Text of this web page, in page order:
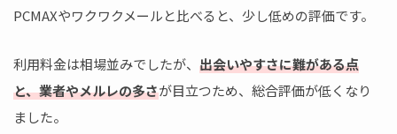
PCMAXやワクワクメールと比べると、少し低めの評価です。
利用料金は相場並みでしたが、 出会いやすさに難がある点
と、業者やメルレの多さが目立つため、総合評価が低くなり
ました。